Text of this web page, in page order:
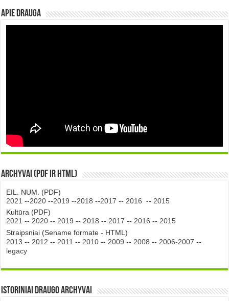
Apie DRAUGA
Archyvai (PDF ir HTML)
EIL. NUM. (PDF)
2021 --2020 --2019 --2018 --2017 -- 2016 -- 2015
Kultūra (PDF)
2021 -- 2020 -- 2019 -- 2018 -- 2017 -- 2016 -- 2015
Straipsniai (Sename formate - HTML)
2013 -- 2012 -- 2011 -- 2010 -- 2009 -- 2008 -- 2006-2007 --
legacy
Istoriniai DRAUGO Archyvai